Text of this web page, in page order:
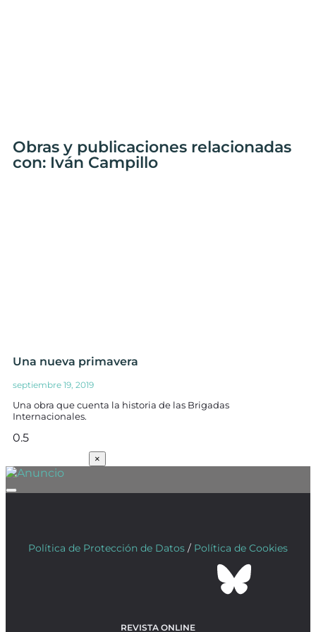
Obras y publicaciones relacionadas
con: Iván Campillo
Una nueva primavera
septiembre 19, 2019
Una obra que cuenta la historia de las Brigadas
Internacionales.
×
Política de Protección de Datos / Política de Cookies
REVISTA ONLINE